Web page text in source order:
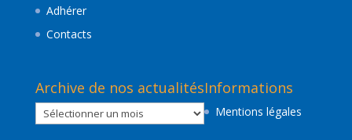
Adhérer
Contacts
Archive de nos actualités
Archive
de
Informations
Mentions légales